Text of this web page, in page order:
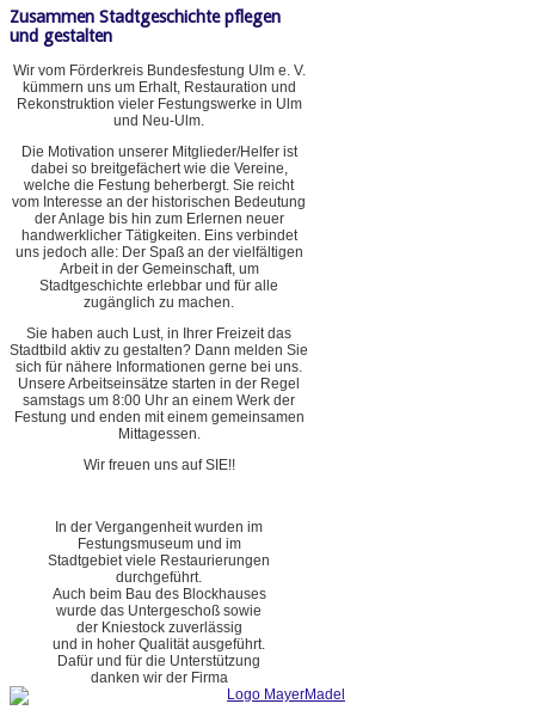
Zusammen Stadtgeschichte pflegen
und gestalten
Wir vom Förderkreis Bundesfestung Ulm e. V.
kümmern uns um Erhalt, Restauration und
Rekonstruktion vieler Festungswerke in Ulm
und Neu-Ulm.
Die Motivation unserer Mitglieder/Helfer ist
dabei so breitgefächert wie die Vereine,
welche die Festung beherbergt. Sie reicht
vom Interesse an der historischen Bedeutung
der Anlage bis hin zum Erlernen neuer
handwerklicher Tätigkeiten. Eins verbindet
uns jedoch alle: Der Spaß an der vielfältigen
Arbeit in der Gemeinschaft, um
Stadtgeschichte erlebbar und für alle
zugänglich zu machen.
Sie haben auch Lust, in Ihrer Freizeit das
Stadtbild aktiv zu gestalten? Dann melden Sie
sich für nähere Informationen gerne bei uns.
Unsere Arbeitseinsätze starten in der Regel
samstags um 8:00 Uhr an einem Werk der
Festung und enden mit einem gemeinsamen
Mittagessen.
Wir freuen uns auf SIE!!
In der Vergangenheit wurden im
Festungsmuseum und im
Stadtgebiet viele Restaurierungen
durchgeführt.
Auch beim Bau des Blockhauses
wurde das Untergeschoß sowie
der Kniestock zuverlässig
und in hoher Qualität ausgeführt.
Dafür und für die Unterstützung
danken wir der Firma